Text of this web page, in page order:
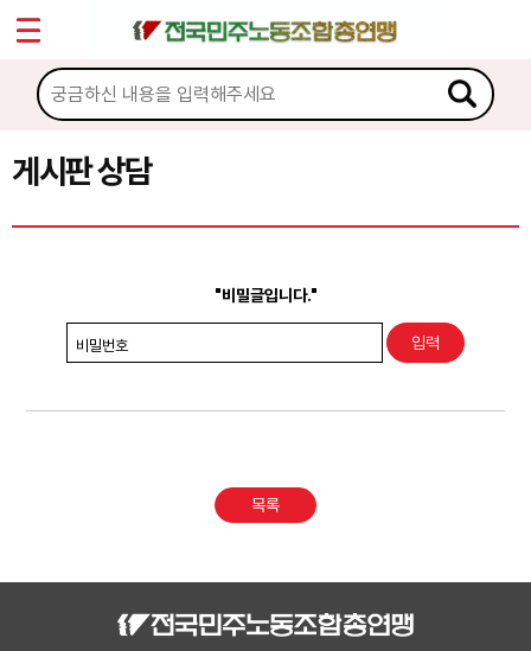
게시판 상담
"비밀글입니다."
비밀번호
목록
마이페이지
소개
소식
노동상담
권리찾기수첩 검색
찾아보기
Sketchbook5, 스케치북5
Sketchbook5, 스케치북5